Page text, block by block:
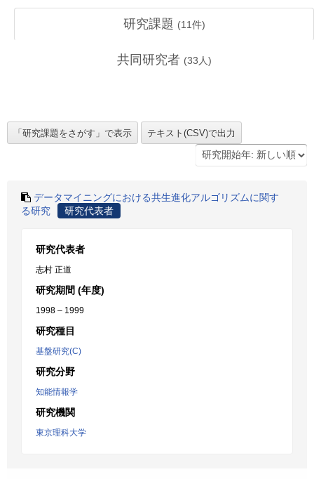
研究課題 (11件)
共同研究者 (33 人)
データマイニングにおける共生進化アルゴリズムに関す
る研究
研究代表者
研究代表者
志村 正道
研究期間 (年度)
1998 – 1999
研究種目
基盤研究(C)
研究分野
知能情報学
研究機関
東京理科大学